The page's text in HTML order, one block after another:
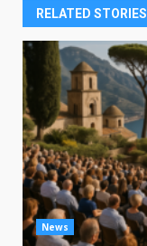
RELATED STORIES
News